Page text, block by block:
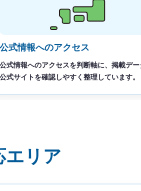
公式情報へのアクセス
公式情報へのアクセスを判断軸に、掲載デー
公式サイトを確認しやすく整理しています。
エリア